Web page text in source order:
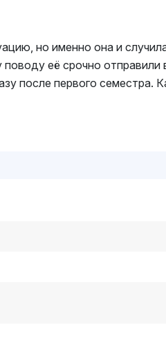
но именно она и
её срочно
после первого